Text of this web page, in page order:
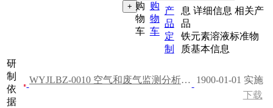
购
物
车
购
物
车
产
品
定
制
息 详细信息 相关产
品
铁元素溶液标准物
质基本信息
研
制
依
据
WYJLBZ-0010 空气和废气监测分析方法（第四版）
1900-01-01 实施
下载